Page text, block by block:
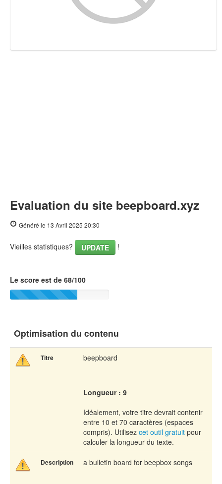
Evaluation du site beepboard.xyz
Généré le 13 Avril 2025 20:30
Vieilles statistiques? UPDATE !
Le score est de 68/100
Optimisation du contenu
Titre beepboard
Longueur : 9
Idéalement, votre titre devrait contenir
entre 10 et 70 caractères (espaces
compris). Utilisez cet outil gratuit pour
calculer la longueur du texte.
Description a bulletin board for beepbox songs